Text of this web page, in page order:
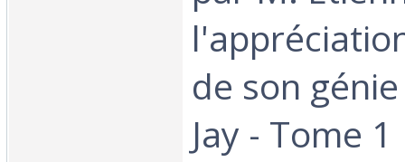
de son
Jay - Tome 1‎